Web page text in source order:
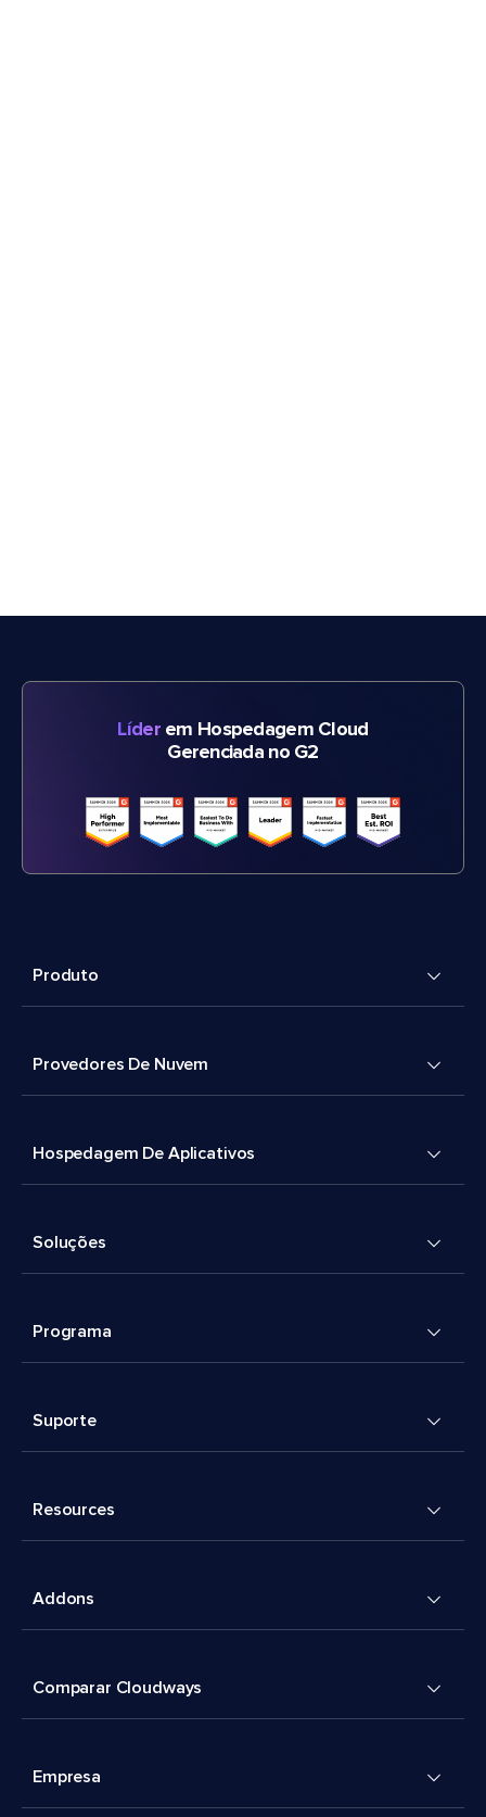
Líderem Hospedagem Cloud
Gerenciada no G2
Produto
Provedores De Nuvem
Hospedagem De Aplicativos
Soluções
Programa
Suporte
Resources
Addons
Comparar Cloudways
Empresa